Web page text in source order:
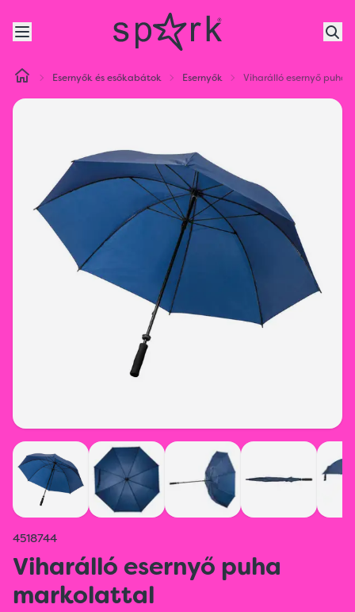
Esernyők és esőkabátok Esernyők Viharálló esernyő puha
4518744
Viharálló esernyő puha
markolattal